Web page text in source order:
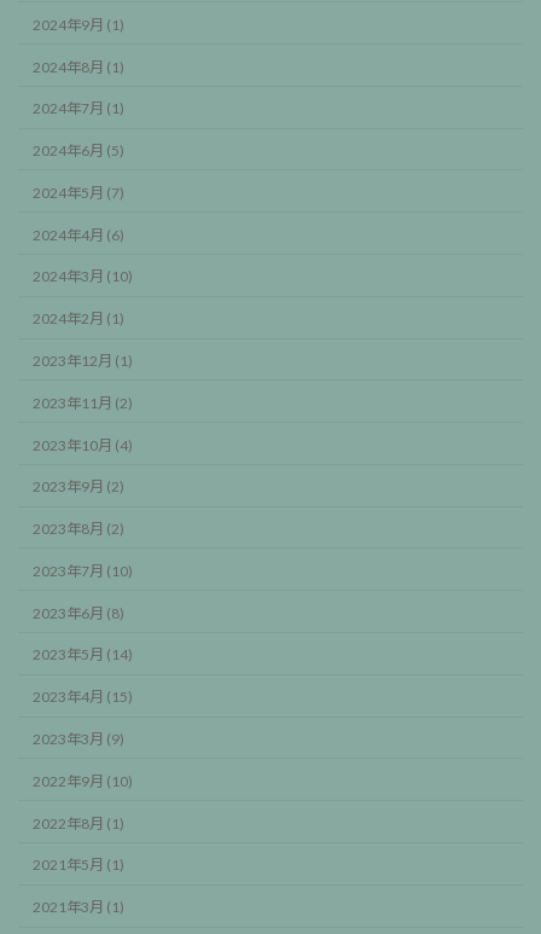
2024年9月 (1)
2024年8月 (1)
2024年7月 (1)
2024年6月 (5)
2024年5月 (7)
2024年4月 (6)
2024年3月 (10)
2024年2月 (1)
2023年12月 (1)
2023年11月 (2)
2023年10月 (4)
2023年9月 (2)
2023年8月 (2)
2023年7月 (10)
2023年6月 (8)
2023年5月 (14)
2023年4月 (15)
2023年3月 (9)
2022年9月 (10)
2022年8月 (1)
2021年5月 (1)
2021年3月 (1)